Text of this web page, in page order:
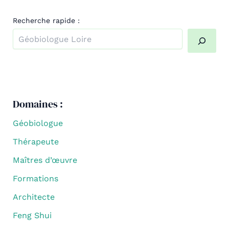
Recherche rapide :
Domaines :
Géobiologue
Thérapeute
Maîtres d’œuvre
Formations
Architecte
Feng Shui